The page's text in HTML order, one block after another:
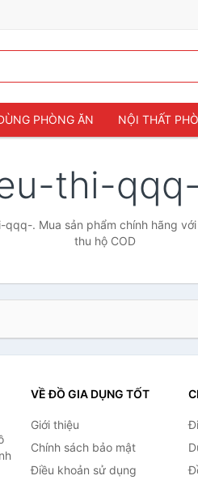
PHÒNG ĂN NỘI THẤT
thi-qqq-
. Mua sản phẩm chính hãng
thu hộ COD
VỀ ĐỒ GIA DỤNG TỐT
Giới thiệu
Chính sách bảo mật
Điều khoản sử dụng